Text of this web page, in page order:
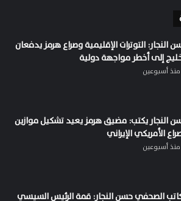
النجار: التوترات الإقليمية وصراع هرمز يدفعان
إلى أخطر مواجهة دولية
منذ أسبوعين
النجار يكتب: مضيق هرمز يعيد تشكيل موازين
الأمريكي الإيراني
منذ أسبوعين
الصحفي حسن النجار: قمة الرئيس السيسي